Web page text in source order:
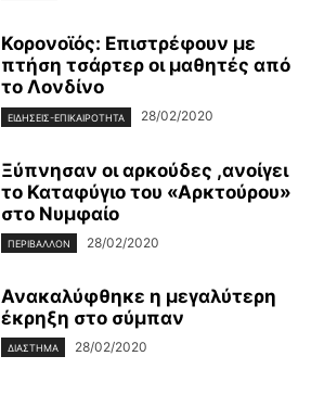
Κορονοϊός: Επιστρέφουν με
πτήση τσάρτερ οι μαθητές από
το Λονδίνο
ΕΙΔΉΣΕΙΣ-ΕΠΙΚΑΙΡΌΤΗΤΑ 28/02/2020
Ξύπνησαν οι αρκούδες ,ανοίγει
το Καταφύγιο του «Αρκτούρου»
στο Νυμφαίο
ΠΕΡΙΒΆΛΛΟΝ 28/02/2020
Ανακαλύφθηκε η μεγαλύτερη
έκρηξη στο σύμπαν
ΔΙΆΣΤΗΜΑ 28/02/2020